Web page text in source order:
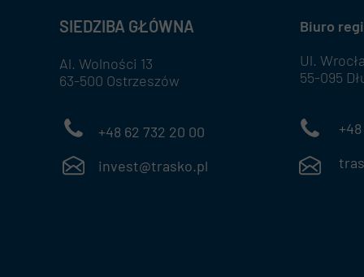
Biuro
Ul.
55-095
+48 71
SIEDZIBA GŁÓWNA
Al. Wolności 13
63-500 Ostrzeszów
+48 62 732 20 00
invest@trasko.pl